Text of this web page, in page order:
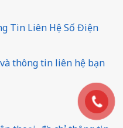
Tin Liên Hệ Số Điện
thông tin liên hệ bạn